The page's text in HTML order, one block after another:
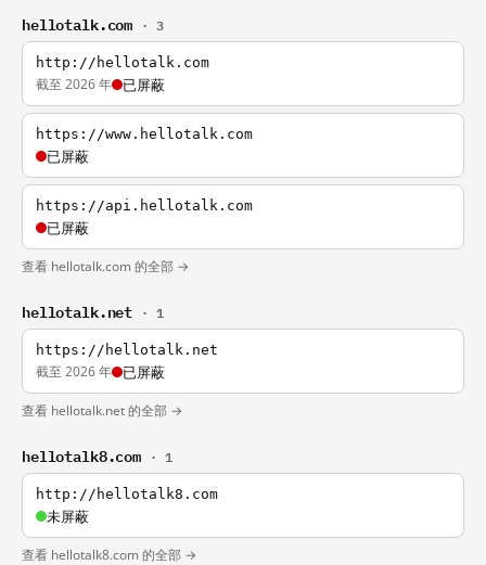
hellotalk.com · 3
http://hellotalk.com
截至 2026 年 已屏蔽
https://www.hellotalk.com
已屏蔽
https://api.hellotalk.com
已屏蔽
查看 hellotalk.com 的全部 →
hellotalk.net · 1
https://hellotalk.net
截至 2026 年 已屏蔽
查看 hellotalk.net 的全部 →
hellotalk8.com · 1
http://hellotalk8.com
未屏蔽
查看 hellotalk8.com 的全部 →